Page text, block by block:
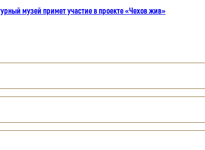
музей примет участие в проекте «Чехов жив»